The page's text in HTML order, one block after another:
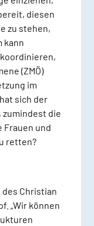
diesen
zu stehen,
kann
(ZMÖ)
im
sich der
zumindest die
und
retten?
Christian
„Wir können